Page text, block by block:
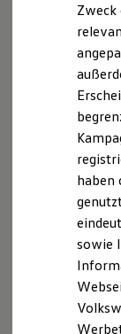
Marke und
Driving
KX0X-2IT77-
Tel. 01 80/6
Industrie-
München,
Betrieb
Zuständige
Zweck
haben
sowie